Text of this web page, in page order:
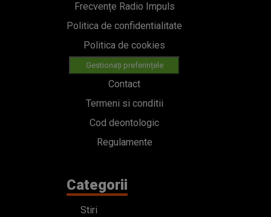
Frecvențe Radio Impuls
Politica de confidentialitate
Politica de cookies
Gestionați preferințele
Contact
Termeni si conditii
Cod deontologic
Regulamente
Categorii
Stiri